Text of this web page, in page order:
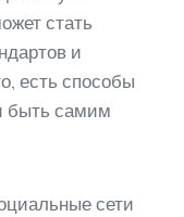
стать
и
есть способы
быть самим
сети